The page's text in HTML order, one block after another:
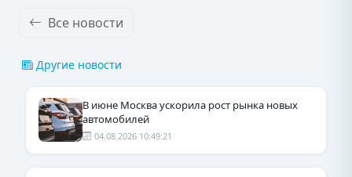
Все новости
Другие новости
В июне Москва ускорила рост рынка новых
автомобилей
04.08.2026 10:49:21